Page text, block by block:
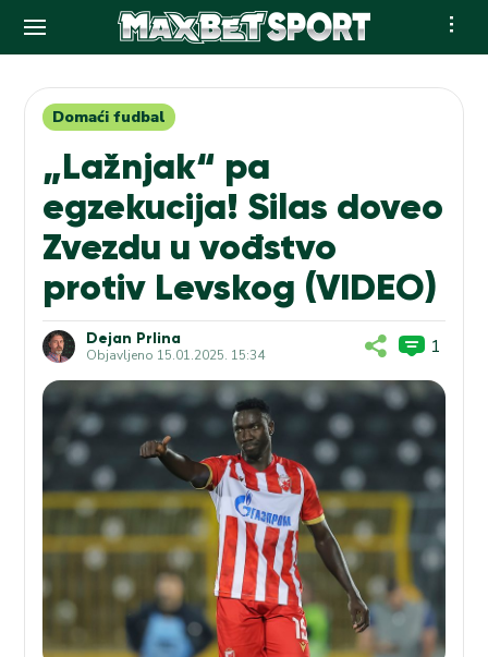
contentDomaći fudbal
„Lažnjak“ pa
egzekucija! Silas doveo
Zvezdu u vođstvo
protiv Levskog (VIDEO)
Dejan Prlina
Objavljeno 15.01.2025. 15:34 1